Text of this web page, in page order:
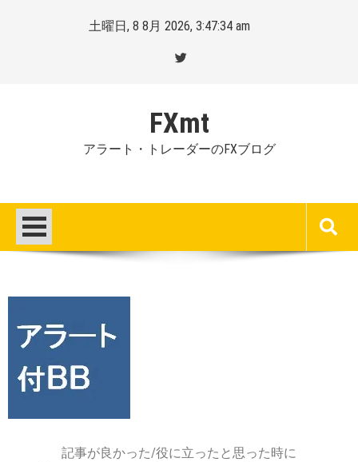
土曜日, 8 8月 2026, 3:47:35 am
FXmt
アラート・トレーダーのFXブログ
Posted
2019-
06-
By
more
記事が良かった/役に立ったと思った時に